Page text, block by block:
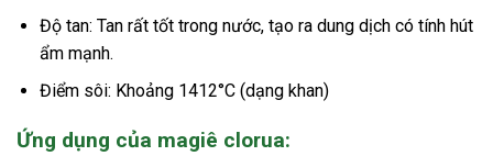
Độ tan: Tan rất tốt trong nước, tạo ra dung dịch có tính hút
ẩm mạnh.
Điểm sôi: Khoảng 1412°C (dạng khan)
Ứng dụng của magiê clorua: